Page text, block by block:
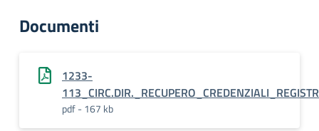
Documenti
1233-
pdf - 167 kb